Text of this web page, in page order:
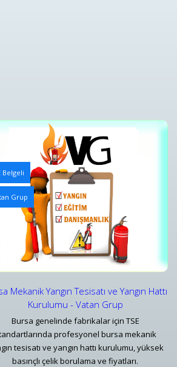
Belgeli
Grup
Mekanik Yangın Tesisatı ve Yangın Hattı
Kurulumu - Vatan Grup
Bursa genelinde fabrikalar için TSE
profesyonel bursa mekanik
tesisatı ve yangın hattı kurulumu, yüksek
basınçlı çelik borulama ve fiyatları.
Yangın Algılama ve Alarm Bakım ve Kontrolleri
Bursa Yangın Uyarı Algılama ve Alarm Bakım ve
Detaylar